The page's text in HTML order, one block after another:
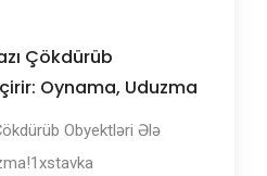
Çökdürüb
Oynama, Uduzma
Obyektləri Ələ